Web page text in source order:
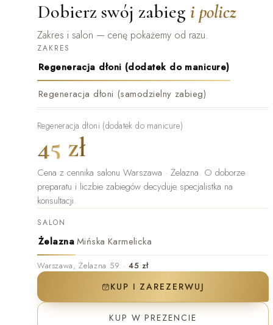
Dobierz swój zabieg i policz
Zakres i salon — cenę pokażemy od razu.
ZAKRES
Regeneracja dłoni (dodatek do manicure)
Regeneracja dłoni (samodzielny zabieg)
Regeneracja dłoni (dodatek do manicure)
45 zł
Cena z cennika salonu Warszawa · Żelazna. O doborze
preparatu i liczbie zabiegów decyduje specjalistka na
konsultacji.
SALON
ŻelaznaMińska Karmelicka
Warszawa,Żelazna 59 · 45 zł
KUP I ZAREZERWUJ
KUP W PREZENCIE